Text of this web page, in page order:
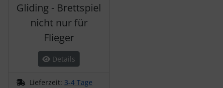
Gliding - Brettspiel
nicht nur für
Flieger
Details
Lieferzeit: 3-4 Tage